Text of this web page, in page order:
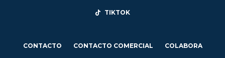
TIKTOK
CONTACTO CONTACTO COMERCIAL COLABORA